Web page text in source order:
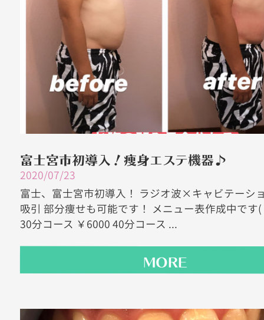
富士宮市初導入！痩身エステ機器♪
2020/07/23
富士、富士宮市初導入！ ラジオ波×キャビテーシ
吸引 部分痩せも可能です！ メニュー表作成中で
30分コース ￥6000 40分コース ...
MORE